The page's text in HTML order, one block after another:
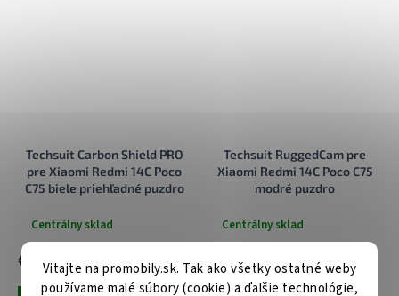
Vitajte na promobily.sk. Tak ako všetky ostatné weby
používame malé súbory (cookie) a ďalšie technológie,
Techsuit Carbon Shield PRO
pre Xiaomi Redmi 14C Poco
C75 biele priehľadné puzdro
Centrálny sklad
€10,90
Techsuit RuggedCam pre
Xiaomi Redmi 14C Poco C75
modré puzdro
Centrálny sklad
€10,90